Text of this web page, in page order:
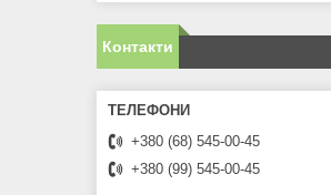
Контакти
+380 (68) 545-00-45
+380 (99) 545-00-45